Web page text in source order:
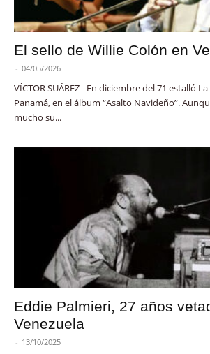
El sello de Willie Colón en
- 04/05/2026
VÍCTOR SUÁREZ - En diciembre del 71 estalló
Panamá, en el álbum “Asalto Navideño”.
mucho su...
Eddie Palmieri, 27 años
Venezuela
- 13/10/2025